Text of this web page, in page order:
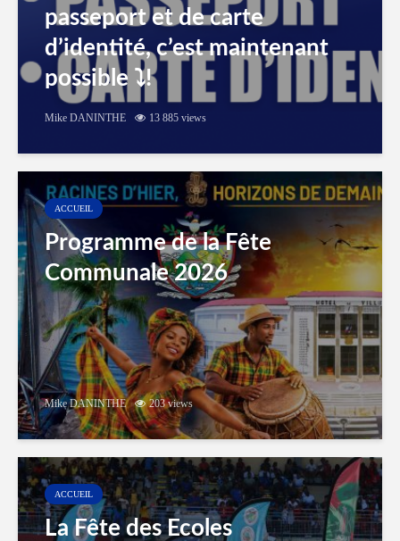
passeport et de carte
d’identité, c’est maintenant
possible ⤵️!
Mike DANINTHE 13 885 views
ACCUEIL
Programme de la Fête
Communale 2026
Mike DANINTHE 203 views
ACCUEIL
La Fête des Ecoles